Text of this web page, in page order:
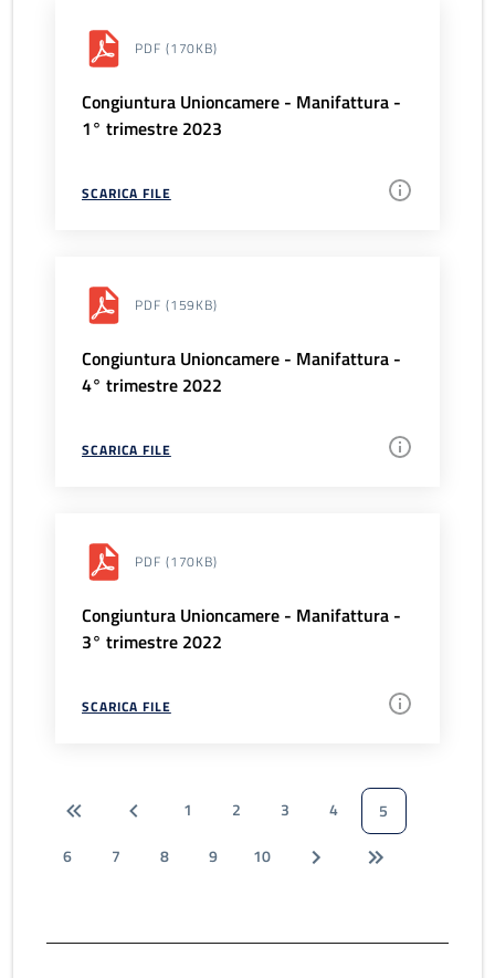
PDF (170KB)
Congiuntura Unioncamere - Manifattura -
1° trimestre 2023
SCARICA FILE
PDF (159KB)
Congiuntura Unioncamere - Manifattura -
4° trimestre 2022
SCARICA FILE
PDF (170KB)
Congiuntura Unioncamere - Manifattura -
3° trimestre 2022
SCARICA FILE
1 2 3 4
5
6
7 8 9 10